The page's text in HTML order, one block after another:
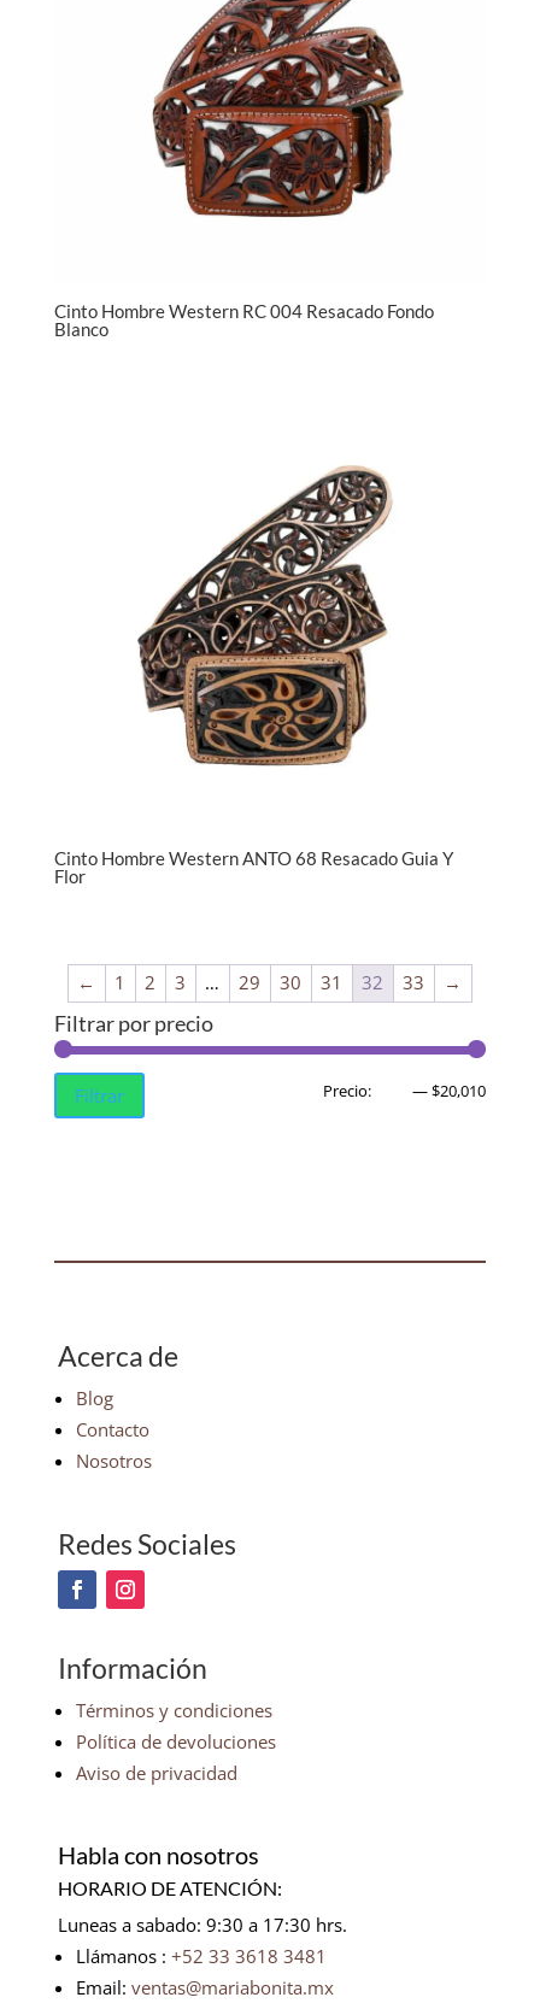
Cinto Hombre Western RC 004 Resacado Fondo
Blanco
Cinto Hombre Western ANTO 68 Resacado Guia Y
Flor
← 1 2 3 … 29 30 31 32 33 →
Filtrar por precio
Precio
Precio
Filtrar Precio: —$20,010
Acerca de
Blog
Contacto
Nosotros
Redes Sociales
Información
Términos y condiciones
Política de devoluciones
Aviso de privacidad
Habla con nosotros
HORARIO DE ATENCIÓN:
Luneas a sabado: 9:30 a 17:30 hrs.
Llámanos : +52 33 3618 3481
Email: ventas@mariabonita.mx